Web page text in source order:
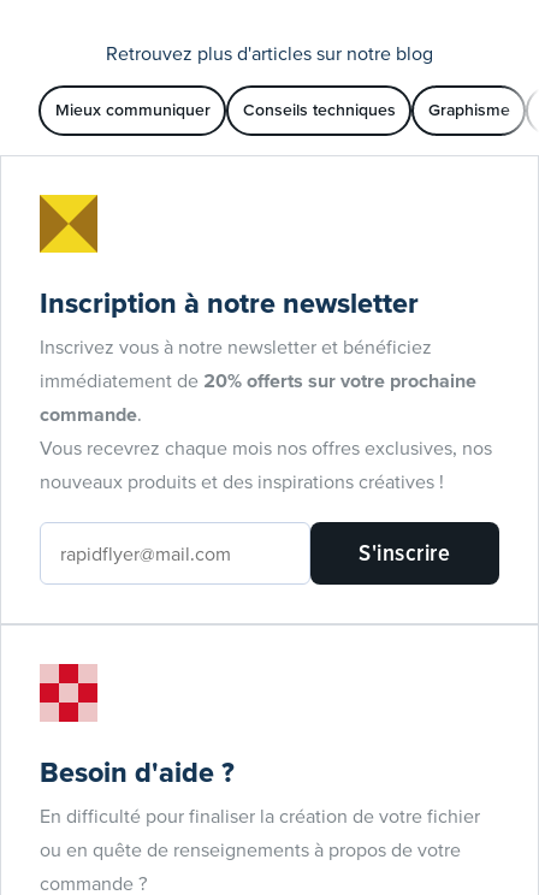
Retrouvez plus d'articles sur notre blog
Mieux communiquer Conseils techniques Graphisme
Inscription à notre newsletter
Inscrivez vous à notre newsletter et bénéficiez
immédiatement de 20% offerts sur votre prochaine
commande
Vous recevrez chaque mois nos offres exclusives, nos
nouveaux produits et des inspirations créatives !
S'inscrire
Besoin d'aide ?
En difficulté pour finaliser la création de votre fichier
ou en quête de renseignements à propos de votre
commande ?